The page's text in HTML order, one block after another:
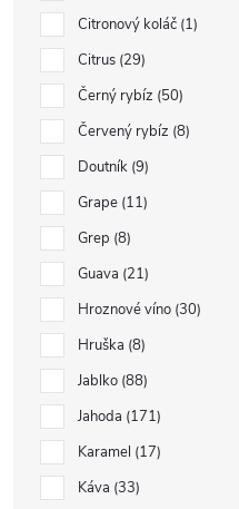
Citronový koláč 1
Citrus 29
Černý rybíz 50
Červený rybíz 8
Doutník 9
Grape 11
Grep 8
Guava 21
Hroznové víno 30
Hruška 8
Jablko 88
Jahoda 171
Karamel 17
Káva 33